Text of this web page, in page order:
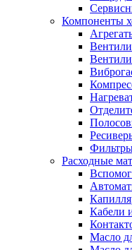
Компоненты
Вентили
Расходные
Кабели
Масло